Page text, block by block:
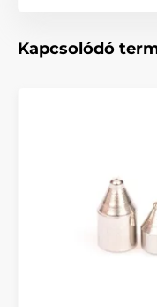
Kapcsolódó